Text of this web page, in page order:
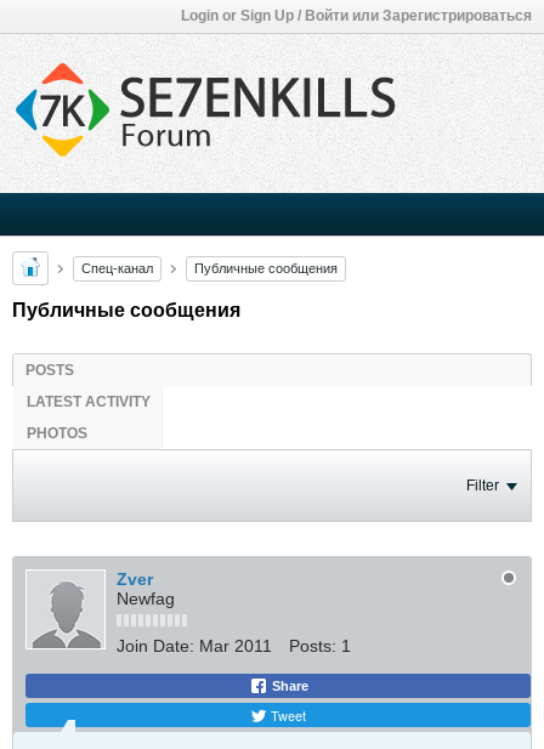
Login or Sign Up / Войти или Зарегистрироваться
Спец-канал Публичные сообщения
Публичные сообщения
POSTS
LATEST ACTIVITY
PHOTOS
Filter
Zver
Newfag
Join Date: Mar 2011 Posts: 1
Share
Tweet